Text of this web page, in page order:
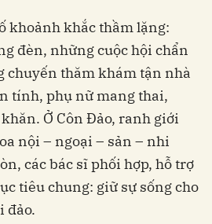
khoảnh khắc thầm lặng:
đèn, những cuộc hội chẩn
chuyến thăm khám tận nhà
tính, phụ nữ mang thai,
Ở Côn Đảo, ranh giới
nội – ngoại – sản – nhi
các bác sĩ phối hợp, hỗ trợ
tiêu chung: giữ sự sống cho
đảo.